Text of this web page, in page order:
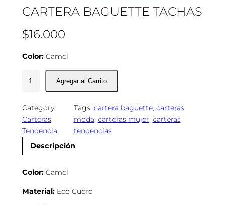
CARTERA BAGUETTE TACHAS
$16.000
Color:Camel
t
e
r
B
g
u
Category:
Carteras
Tendencia
Tags: cartera baguette, carteras
moda, carteras mujer, carteras
tendencias
Descripción
Color:Camel
Material:Eco Cuero